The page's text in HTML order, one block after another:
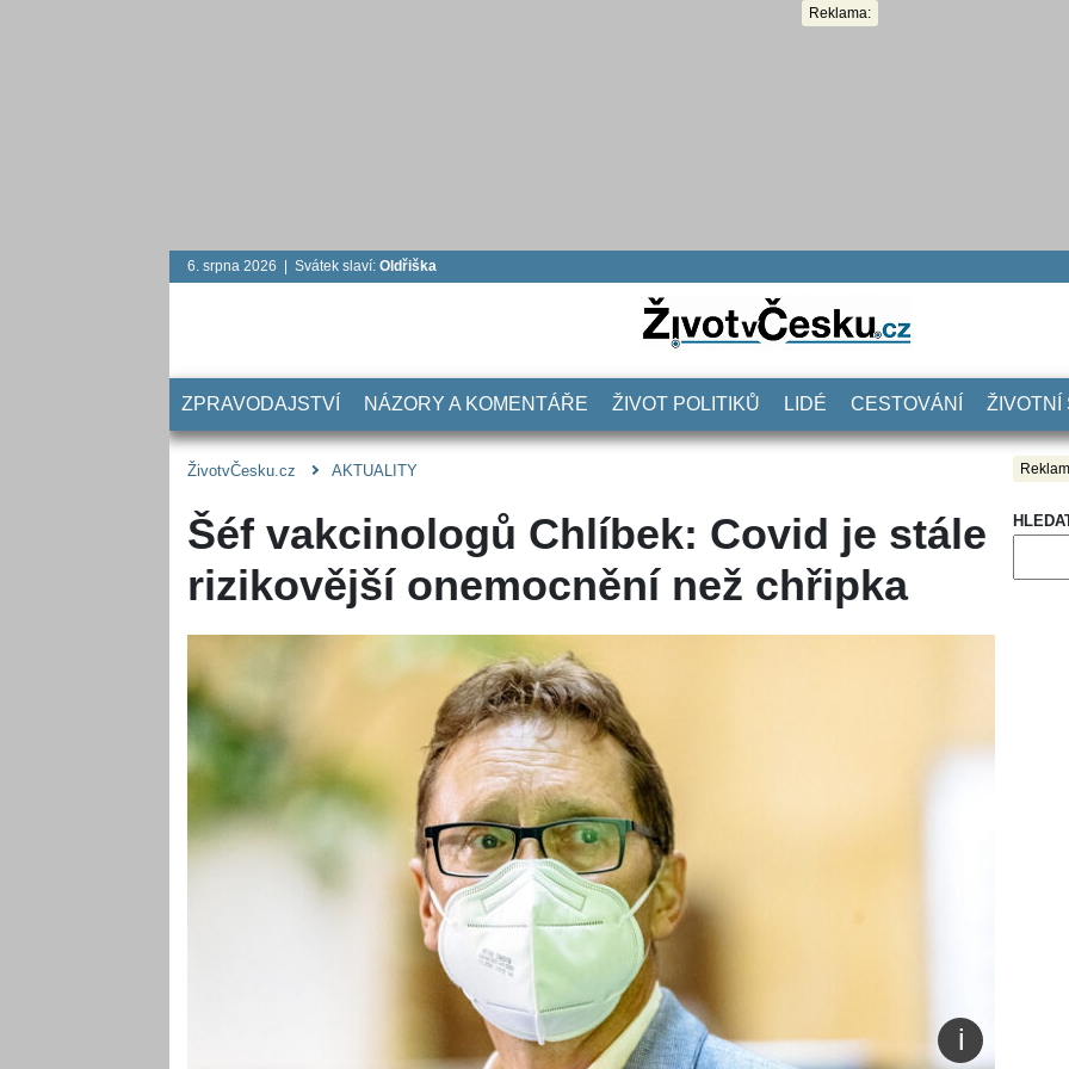
Reklama:
6. srpna 2026 | Svátek slaví: Oldřiška
ZPRAVODAJSTVÍ NÁZORY A KOMENTÁŘE ŽIVOT POLITIKŮ LIDÉ CESTOVÁNÍ ŽIVOTNÍ
ŽivotvČesku.cz AKTUALITY
Šéf vakcinologů Chlíbek: Covid je stále
rizikovější onemocnění než chřipka